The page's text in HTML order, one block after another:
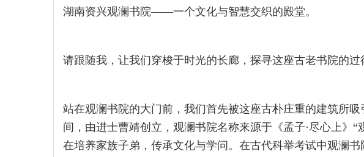
湖南资兴观澜书院——一个文化与智慧交织的殿堂。
请跟随我，让我们穿梭于时光的长廊，探寻这座古老书院的过
站在观澜书院的大门前，我们首先被这座古朴庄重的建筑所
间，由进士曹靖创立，观澜书院名称来源于《孟子·尽心上》“
在培养家族子弟，传承文化与学问。在古代科举考试中观澜书